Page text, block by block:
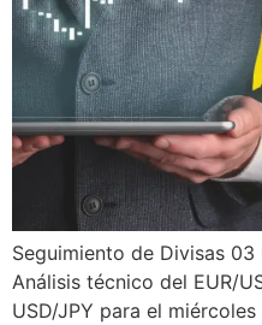
Seguimiento de Divisas 03
Análisis técnico del EUR/
USD/JPY para el